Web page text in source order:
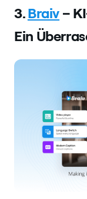
3.Braiv –
Ein